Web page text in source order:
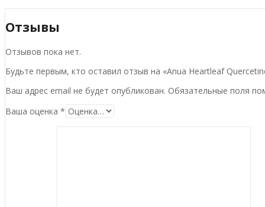
Отзывы
Отзывов пока нет.
Будьте первым, кто оставил отзыв на «Anua Heartleaf
Ваш адрес email не будет опубликован. Обязательные поля
Ваша оценка *